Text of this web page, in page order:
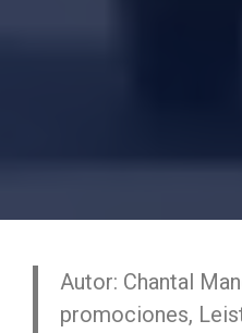
Autor: Chantal
promociones,